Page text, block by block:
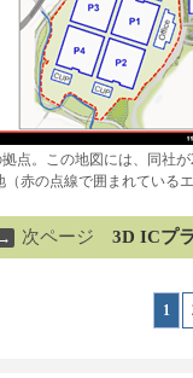
点。この地図には、同社
（赤の点線で囲まれている
→ 次ページ 3D ICプ
1